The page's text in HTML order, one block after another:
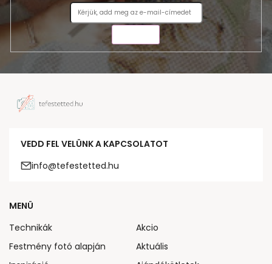
VEDD FEL VELÜNK A KAPCSOLATOT
info@tefestetted.hu
MENÜ
Technikák
Festmény fotó alapján
Akcio
Aktuális